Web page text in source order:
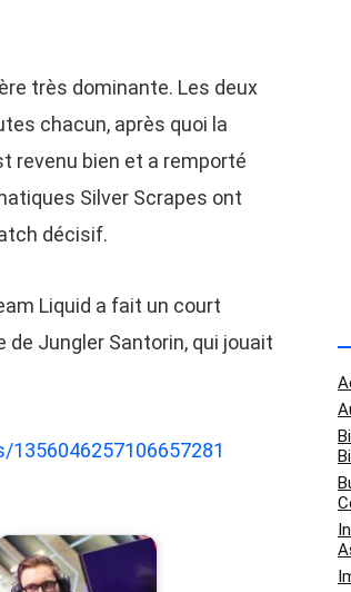
très dominante. Les deux
chacun, après quoi la
revenu bien et a remporté
Silver Scrapes ont
décisif.
Liquid a fait un court
Jungler Santorin, qui jouait